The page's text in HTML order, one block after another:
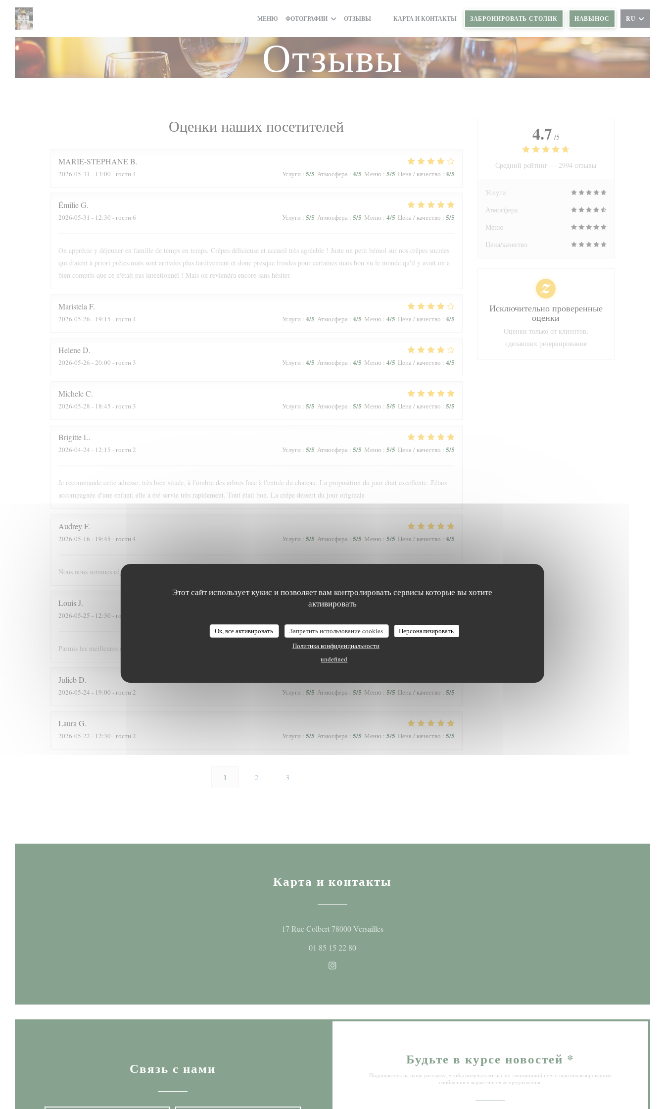
Панель управления cookies
Этот сайт использует кукис и позволяет вам контролировать сервисы которые вы хотите
активировать
Ок, все активировать Запретить использование cookies
Персонализировать
Политика конфиденциальности
undefined
МЕНЮ ФОТОГРАФИИ ОТЗЫВЫ
((ОТКРЫВАЕТСЯ В НОВОМ ОКНЕ))
((ОТКРЫВАЕТСЯ В НОВОМ ОКНЕ))
КАРТА И КОНТАКТЫ ЗАБРОНИРОВАТЬ СТОЛИК НАВЫНОС RU
Отзывы
Оценки наших посетителей
MARIE-STEPHANEB
2026-05-31 - 13:00 - гости 4 Услуги : 5/5 Атмосфера : 4/5 Меню : 5/5 Цена / качество : 4/5
ÉmilieG
2026-05-31 - 12:30 - гости 6 Услуги : 5/5 Атмосфера : 5/5 Меню : 4/5 Цена / качество : 5/5
On apprécie y déjeuner en famille de temps en temps. Crêpes délicieuse et accueil très agréable ! Juste un petit bémol sur nos crêpes sucrées
qui étaient à priori prêtes mais sont arrivées plus tardivement et donc presque froides pour certaines mais bon vu le monde qu'il y avait on a
bien compris que ce n'était pas intentionnel ! Mais on reviendra encore sans hésiter
Maristela F
2026-05-26 - 19:15 - гости 4 Услуги : 4/5 Атмосфера : 4/5 Меню : 4/5 Цена / качество : 4/5
HeleneD
2026-05-26 - 20:00 - гости 3 Услуги : 4/5 Атмосфера : 4/5 Меню : 4/5 Цена / качество : 4/5
MicheleC
2026-05-28 - 18:45 - гости 3 Услуги : 5/5 Атмосфера : 5/5 Меню : 5/5 Цена / качество : 5/5
BrigitteL
2026-04-24 - 12:15 - гости 2 Услуги : 5/5 Атмосфера : 5/5 Меню : 5/5 Цена / качество : 5/5
Je recommande cette adresse; très bien située, à l'ombre des arbres face à l'entrée du chateau. La proposition du jour était excellente. J'étais
accompagnée d'une enfant; elle a été servie très rapidement. Tout était bon. La crêpe dessert du jour originale
AudreyF
2026-05-16 - 19:45 - гости 4 Услуги : 5/5 Атмосфера : 5/5 Меню : 5/5 Цена / качество : 4/5
Nous nous sommes régalés, joli restaurant, bonne ambiance. Nous recommandons !
LouisJ
2026-05-25 - 12:30 - гости 3
Parmis les meilleures crèpes de Versailles!
JuliebD
2026-05-24 - 19:00 - гости 2 Услуги : 5/5 Атмосфера : 5/5 Меню : 5/5 Цена / качество : 5/5
Laura G
2026-05-22 - 12:30 - гости 2 Услуги : 5/5 Атмосфера : 5/5 Меню : 5/5 Цена / качество : 5/5
1 2 3
4.7 /5
Средний рейтинг — 2994 отзывы
Услуги
Атмосфера
Меню
Цена/качество
Исключительно проверенные
оценки
Оценки только от клиентов,
сделавших резервирование
Карта и контакты
17 Rue Colbert 78000 Versailles((открывается в новом окне))
01 85 15 22 80
Instagram ((открывается в новом окне))
Связь с нами
Будьте в курсе новостей *
Подпишитесь на нашу рассылку, чтобы получать от нас по электронной почте персонализированные
сообщения и маркетинговые предложения.